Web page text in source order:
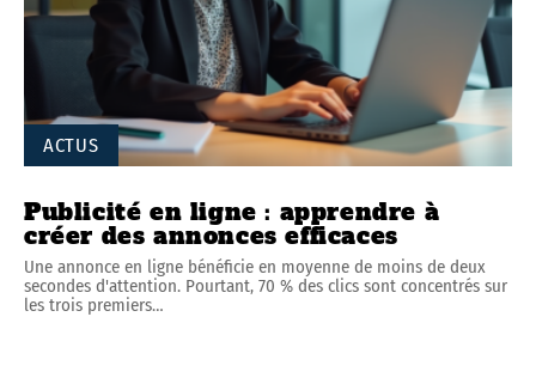
ACTUS
Publicité en ligne : apprendre à
créer des annonces efficaces
Une annonce en ligne bénéficie en moyenne de moins de deux
secondes d'attention. Pourtant, 70 % des clics sont concentrés sur
les trois premiers…